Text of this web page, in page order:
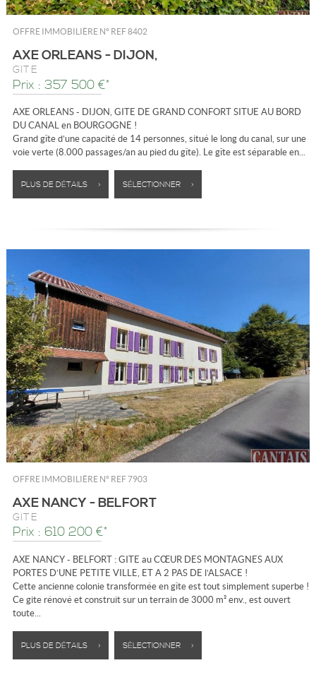
OFFRE IMMOBILIÈRE N° REF 8402
AXE ORLEANS - DIJON,
GÎTE
Prix : 357 500 €*
AXE ORLEANS - DIJON, GITE DE GRAND CONFORT SITUE AU BORD
DU CANAL en BOURGOGNE !
Grand gîte d’une capacité de 14 personnes, situé le long du canal, sur une
voie verte (8.000 passages/an au pied du gîte). Le gîte est séparable en...
PLUS DE DÉTAILS > SÉLECTIONNER >
OFFRE IMMOBILIÈRE N° REF 7903
AXE NANCY - BELFORT
GÎTE
Prix : 610 200 €*
AXE NANCY - BELFORT : GITE au CŒUR DES MONTAGNES AUX
PORTES D’UNE PETITE VILLE, ET A 2 PAS DE l’ALSACE !
Cette ancienne colonie transformée en gîte est tout simplement superbe !
Ce gite rénové et construit sur un terrain de 3000 m² env., est ouvert
toute...
PLUS DE DÉTAILS > SÉLECTIONNER >